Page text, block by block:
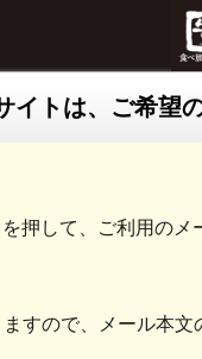
トは、ご希望
押して、ご利用のメ
すので、メール本